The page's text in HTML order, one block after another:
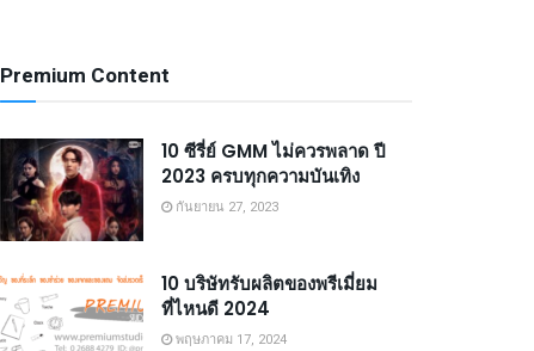
Premium Content
10 ซีรี่ย์ GMM ไม่ควรพลาด ปี
2023 ครบทุกความบันเทิง
กันยายน 27, 2023
10 บริษัทรับผลิตของพรีเมี่ยม
ที่ไหนดี 2024
พฤษภาคม 17, 2024